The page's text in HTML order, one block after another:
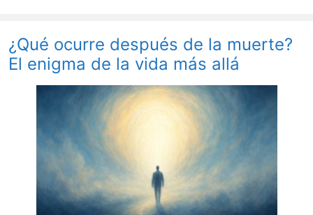
¿Qué ocurre después de la muerte?
El enigma de la vida más allá